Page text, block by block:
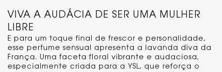
VIVA A AUDÁCIA DE SER UMA MULHER
LIBRE
E para um toque final de frescor e personalidade,
esse perfume sensual apresenta a lavanda diva da
França. Uma faceta floral vibrante e audaciosa,
especialmente criada para a YSL, que reforça o